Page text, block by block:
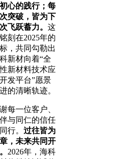
心的践行； 每
突破，皆为下
飞跃蓄力。 这
刻在2025年的
，共同勾勒出
新材向着“全
新材料技术应
发平台”愿景
的清晰轨迹。
每一位客户、
与同仁的信任
行。 过往皆为
，未来共同开
2026年，海科